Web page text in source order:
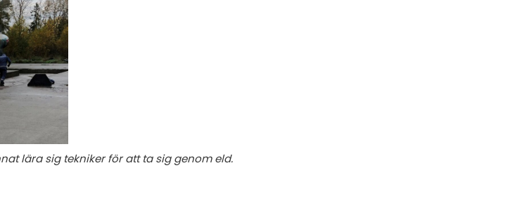
lära sig tekniker för att ta sig genom eld.